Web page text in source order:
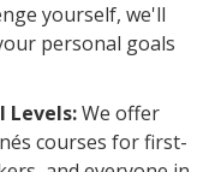
yourself, we'll
personal goals
Levels:We offer
courses for first-